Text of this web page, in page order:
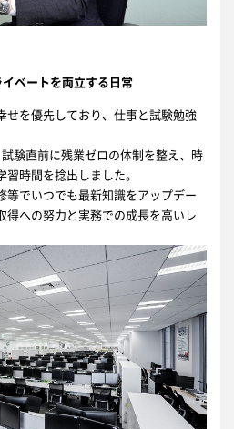
ベートを両立する日常
せを優先しており、仕事と試験勉強
験直前に残業ゼロの体制を整え、時
時間を捻出しました。
等でいつでも最新知識をアップデー
得への努力と実務での成長を高いレ